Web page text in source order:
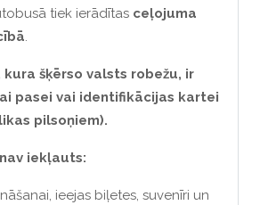
tiek ierādītas ceļojuma
.
kura šķērso valsts robežu, ir
pasei vai identifikācijas kartei
pilsoņiem).
iekļauts:
ieejas biļetes, suvenīri un